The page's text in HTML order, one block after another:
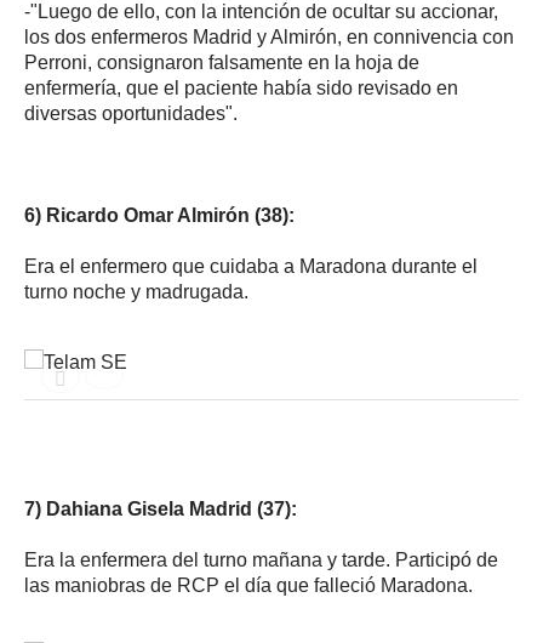
-"Luego de ello, con la intención de ocultar su accionar,
los dos enfermeros Madrid y Almirón, en connivencia con
Perroni, consignaron falsamente en la hoja de
enfermería, que el paciente había sido revisado en
diversas oportunidades".
6) Ricardo Omar Almirón (38):
Era el enfermero que cuidaba a Maradona durante el
turno noche y madrugada.
7) Dahiana Gisela Madrid (37):
Era la enfermera del turno mañana y tarde. Participó de
las maniobras de RCP el día que falleció Maradona.